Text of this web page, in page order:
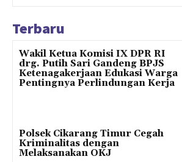
Terbaru
Wakil Ketua Komisi IX DPR RI
drg. Putih Sari Gandeng BPJS
Ketenagakerjaan Edukasi Warga
Pentingnya Perlindungan Kerja
Polsek Cikarang Timur Cegah
Kriminalitas dengan
Melaksanakan OKJ